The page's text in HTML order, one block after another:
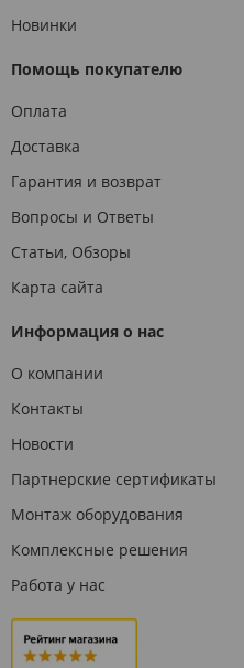
Новинки
Помощь покупателю
Оплата
Доставка
Гарантия и возврат
Вопросы и Ответы
Статьи, Обзоры
Карта сайта
Информация о нас
О компании
Контакты
Новости
Партнерские сертификаты
Монтаж оборудования
Комплексные решения
Работа у нас